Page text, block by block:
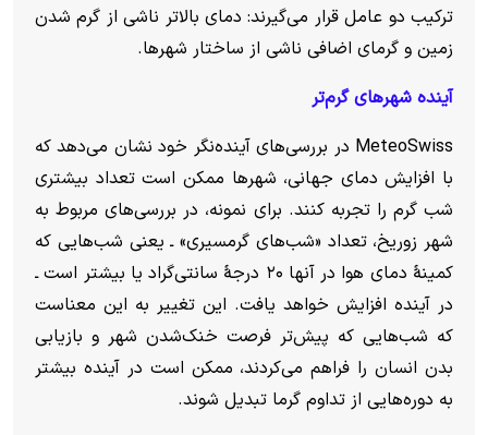
ترکیب دو عامل قرار می‌گیرند: دمای بالاتر ناشی از گرم شدن
زمین و گرمای اضافی ناشی از ساختار شهرها.
آینده شهر‌های گرم‌تر
MeteoSwiss در بررسی‌های آینده‌نگر خود نشان می‌دهد که
با افزایش دمای جهانی، شهر‌ها ممکن است تعداد بیشتری
شب گرم را تجربه کنند. برای نمونه، در بررسی‌های مربوط به
شهر زوریخ، تعداد «شب‌های گرمسیری» ـ یعنی شب‌هایی که
کمینهٔ دمای هوا در آنها ۲۰ درجهٔ سانتی‌گراد یا بیشتر است ـ
در آینده افزایش خواهد یافت. این تغییر به این معناست
که شب‌هایی که پیش‌تر فرصت خنک‌شدن شهر و بازیابی
بدن انسان را فراهم می‌کردند، ممکن است در آینده بیشتر
به دوره‌هایی از تداوم گرما تبدیل شوند.